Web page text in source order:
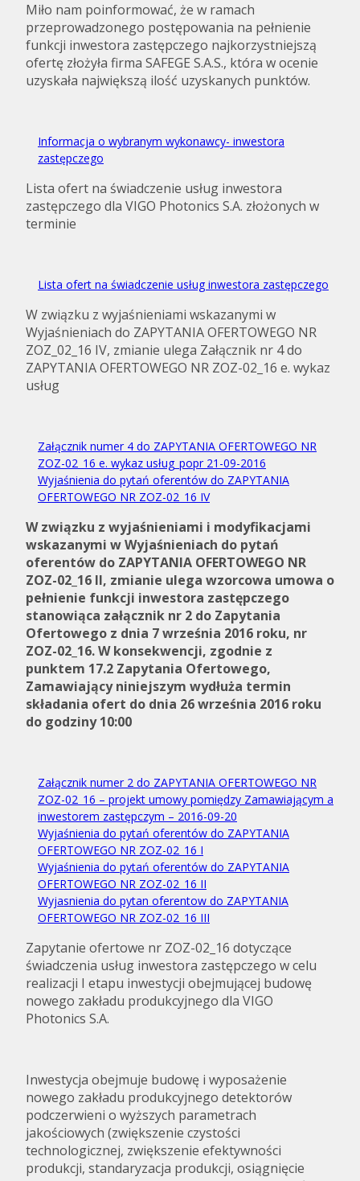
Miło nam poinformować, że w ramach
przeprowadzonego postępowania na pełnienie
funkcji inwestora zastępczego najkorzystniejszą
ofertę złożyła firma SAFEGE S.A.S., która w ocenie
uzyskała największą ilość uzyskanych punktów.
Informacja o wybranym wykonawcy- inwestora
zastępczego
Lista ofert na świadczenie usług inwestora
zastępczego dla VIGO Photonics S.A. złożonych w
terminie
Lista ofert na świadczenie usług inwestora zastępczego
W związku z wyjaśnieniami wskazanymi w
Wyjaśnieniach do ZAPYTANIA OFERTOWEGO NR
ZOZ_02_16 IV, zmianie ulega Załącznik nr 4 do
ZAPYTANIA OFERTOWEGO NR ZOZ-02_16 e. wykaz
usług
Załącznik numer 4 do ZAPYTANIA OFERTOWEGO NR
ZOZ-02_16 e. wykaz usług_popr 21-09-2016
Wyjaśnienia do pytań oferentów do ZAPYTANIA
OFERTOWEGO NR ZOZ-02_16 IV
W związku z wyjaśnieniami i modyfikacjami
wskazanymi w Wyjaśnieniach do pytań
oferentów do ZAPYTANIA OFERTOWEGO NR
ZOZ-02_16 II, zmianie ulega wzorcowa umowa o
pełnienie funkcji inwestora zastępczego
stanowiąca załącznik nr 2 do Zapytania
Ofertowego z dnia 7 września 2016 roku, nr
ZOZ-02_16. W konsekwencji, zgodnie z
punktem 17.2 Zapytania Ofertowego,
Zamawiający niniejszym wydłuża termin
składania ofert do dnia 26 września 2016 roku
do godziny 10:00
Załącznik numer 2 do ZAPYTANIA OFERTOWEGO NR
ZOZ-02_16 – projekt umowy pomiędzy Zamawiającym a
inwestorem zastępczym – 2016-09-20
Wyjaśnienia do pytań oferentów do ZAPYTANIA
OFERTOWEGO NR ZOZ-02_16 I
Wyjaśnienia do pytań oferentów do ZAPYTANIA
OFERTOWEGO NR ZOZ-02_16 II
Wyjasnienia do pytan oferentow do ZAPYTANIA
OFERTOWEGO NR ZOZ-02_16 III
Zapytanie ofertowe nr ZOZ-02_16 dotyczące
świadczenia usług inwestora zastępczego w celu
realizacji I etapu inwestycji obejmującej budowę
nowego zakładu produkcyjnego dla VIGO
Photonics S.A.
Inwestycja obejmuje budowę i wyposażenie
nowego zakładu produkcyjnego detektorów
podczerwieni o wyższych parametrach
jakościowych (zwiększenie czystości
technologicznej, zwiększenie efektywności
produkcji, standaryzacja produkcji, osiągnięcie